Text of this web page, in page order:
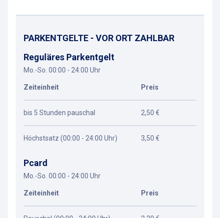
PARKENTGELTE - VOR ORT ZAHLBAR
Reguläres Parkentgelt
Mo.-So. 00:00 - 24:00 Uhr
Zeiteinheit Preis
bis 5 Stunden pauschal 2,50 €
Höchstsatz (00:00 - 24:00 Uhr) 3,50 €
Pcard
Mo.-So. 00:00 - 24:00 Uhr
Zeiteinheit Preis